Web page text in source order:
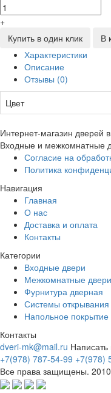
+
Купить в один клик
В
Характеристики
Описание
Отзывы (0)
Цвет
Интернет-магазин дверей
Входные и межкомнатные
Согласие на
Политика
Навигация
Главная
О нас
Доставка и оплата
Контакты
Категории
Входные двери
Межкомнатные двери
Фурнитура дверная
Системы открывания
Напольное покрытие
Контакты
dveri-mk@mail.ru
+7(978) 787-54-99 +7(978)
Все права защищены.